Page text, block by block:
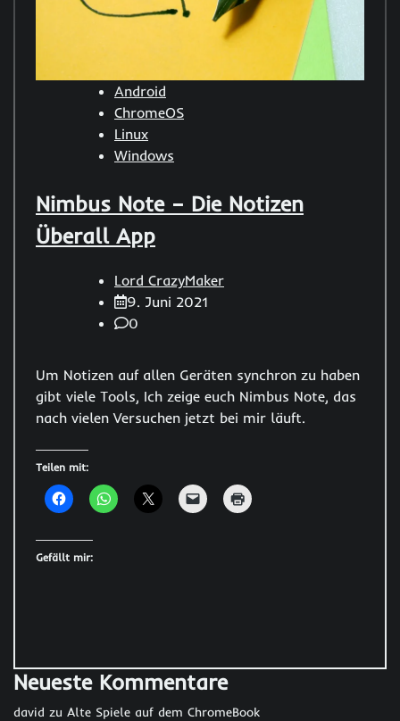
Android
ChromeOS
Linux
Windows
Nimbus Note – Die Notizen
Überall App
Lord CrazyMaker
9. Juni 2021
0
Um Notizen auf allen Geräten synchron zu haben
gibt viele Tools, Ich zeige euch Nimbus Note, das
nach vielen Versuchen jetzt bei mir läuft.
Teilen mit:
Gefällt mir:
Neueste Kommentare
david zu Alte Spiele auf dem ChromeBook